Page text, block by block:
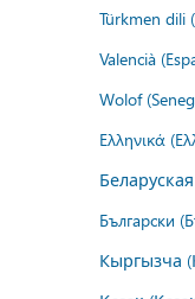
Türkmen dili
Valencià
Wolof
Ελληνικά
Български
Кыргызча